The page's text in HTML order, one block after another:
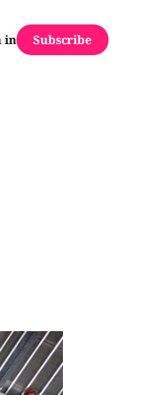
in Subscribe